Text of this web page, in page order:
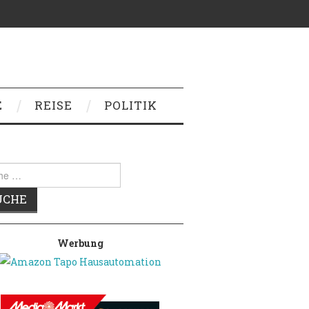
REISE POLITIK
Werbung